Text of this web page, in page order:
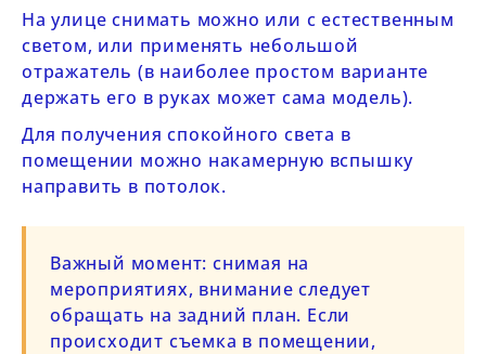
На улице снимать можно или с естественным
светом, или применять небольшой
отражатель (в наиболее простом варианте
держать его в руках может сама модель).
Для получения спокойного света в
помещении можно накамерную вспышку
направить в потолок.
Важный момент: снимая на
мероприятиях, внимание следует
обращать на задний план. Если
происходит съемка в помещении,